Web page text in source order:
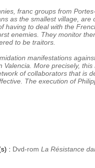
franc groups from
as the smallest village,
having to deal with the
enemies. They monitor
to be traitors.
manifestations
More precisely,
of collaborators that is
The execution of
: Dvd-rom La Résistance